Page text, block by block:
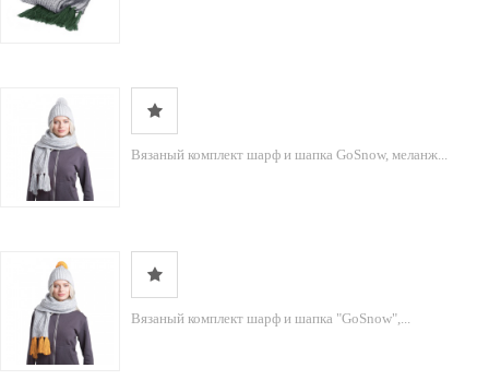
Вязаный комплект шарф и шапка GoSnow, меланж...
Вязаный комплект шарф и шапка "GoSnow",...